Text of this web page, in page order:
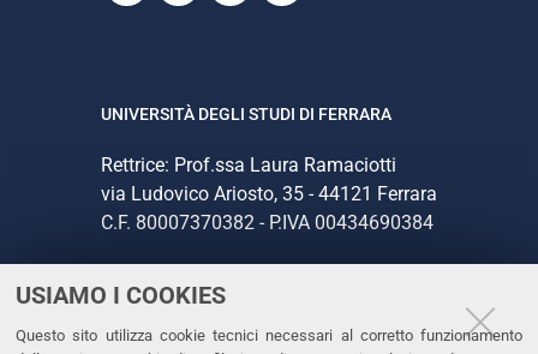
USIAMO I COOKIES
Questo sito utilizza cookie tecnici necessari al corretto funzionamento
UNIVERSITÀ DEGLI STUDI DI FERRARA
Rettrice: Prof.ssa Laura Ramaciotti
via Ludovico Ariosto, 35 - 44121 Ferrara
C.F. 80007370382 - P.IVA 00434690384
CONTATTI
Tel. +39 0532 293111